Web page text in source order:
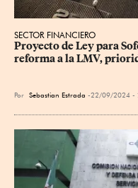
SECTOR FINANCIERO
Proyecto de Ley para
reforma a la LMV,
Por Sebastian Estrada 22/09/2024 -